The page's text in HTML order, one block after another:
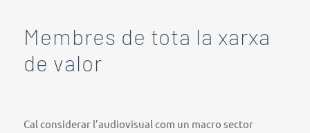
Membres de tota la xarxa
de valor
Cal considerar l’audiovisual com un macro sector